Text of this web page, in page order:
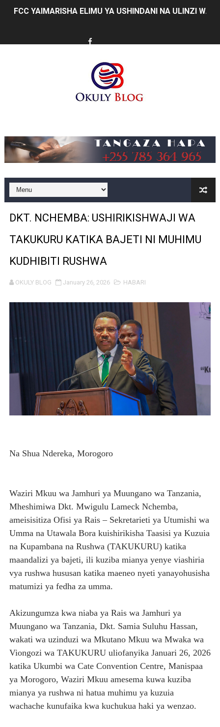
FCC YAIMARISHA ELIMU YA USHINDANI NA ULINZI WA
PROF. NAGU: TARURA ONGEZENI ELIMU KWA
WAZIRI SANGU AZITAKA PSSSF,NSSF,WCF NA OSHA
TBS YAENDELEA KUTOA ELUMU YA VIWANGO
RAIS SAMIA AIPONGEZA TADB KUWA MDHAMINI
REA YAPELEKA FURSA YA MKOPO NAFUU WA UJENZI
TEKNOLOJIA YA NYUKLIA: MSAADA MKUBWA KATIKA
WMA YAPONGEZWA KWA KUANZISHA KLABU ZA
TACAIDS YASISITIZA KINGA DHIDI YA UKIMWI
LONDO: KUONGEZA THAMANI YA MAZAO NDIO NJIA
WRRB YAJA NA UBUNIFU KWENYE ZAO LA PARACHICHI
HABARI ZILIZOPEWA UZITO WA JUU KATIKA
TPDC YARIDHISHWA NA MAENDELEO YA UJENZI WA
LONDO AIPONGEZA FCC KWA KUJENGA USHINDANI
MRADI WA KITUO CHA KUONGEZA MSUKUMO WA
WACHIMBAJI WADOGO NAMUNGO WAOMBA
WIZARA YA MAWASILIANO YATAJA MAFANIKIO
DKT. NCHEMBA: USHIRIKISHWAJI WA
TAKUKURU KATIKA BAJETI NI MUHIMU
KUDHIBITI RUSHWA
OKULY BLOG January 26, 2026 HABARI
Na Shua Ndereka, Morogoro
Waziri Mkuu wa Jamhuri ya Muungano wa Tanzania,
Mheshimiwa Dkt. Mwigulu Lameck Nchemba,
ameisisitiza Ofisi ya Rais – Sekretarieti ya Utumishi wa
Umma na Utawala Bora kuishirikisha Taasisi ya Kuzuia
na Kupambana na Rushwa (TAKUKURU) katika
maandalizi ya bajeti, ili kuziba mianya yenye viashiria
vya rushwa hususan katika maeneo nyeti yanayohusisha
matumizi ya fedha za umma.
Akizungumza kwa niaba ya Rais wa Jamhuri ya
Muungano wa Tanzania, Dkt. Samia Suluhu Hassan,
wakati wa uzinduzi wa Mkutano Mkuu wa Mwaka wa
Viongozi wa TAKUKURU uliofanyika Januari 26, 2026
katika Ukumbi wa Cate Convention Centre, Manispaa
ya Morogoro, Waziri Mkuu amesema kuwa kuziba
mianya ya rushwa ni hatua muhimu ya kuzuia
wachache kunufaika kwa kuchukua haki ya wenzao.